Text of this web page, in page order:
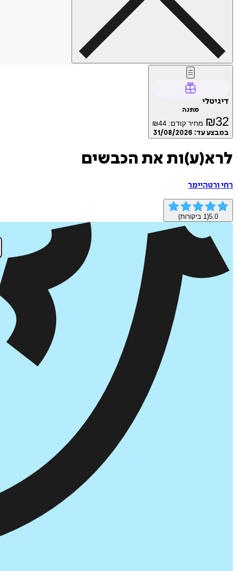
דיגיטלי
מתנה
₪32 מחיר קודם: ₪44
במבצע עד: 31/08/2026
לרא(ע)ות את הכבשים
רחי ורטהיימר
5.0
(
1 ביקורות)